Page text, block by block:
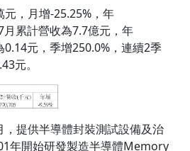
，月增-25.25%，年
累計營收為7.7億元，年
0.14元，季增250.0%，連續2季
元。
提供半導體封裝測試設備及治
年開始研發製造半導體Memory